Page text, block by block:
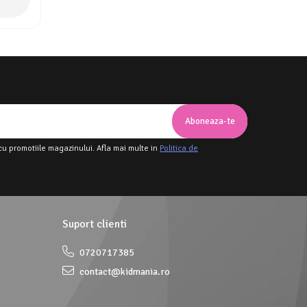
promotiile magazinului. Afla mai multe in Politica de
Suport clienti
0720717385
contact@kidmania.ro